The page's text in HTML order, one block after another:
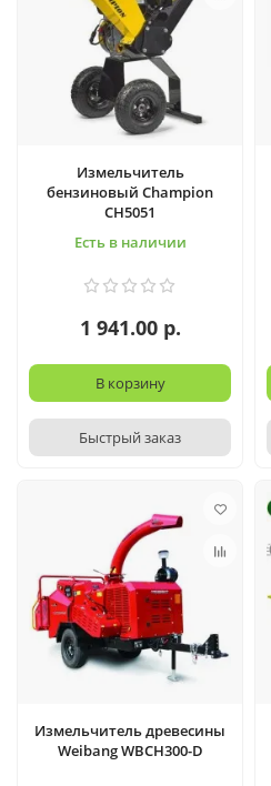
Измельчитель
бензиновый Champion
CH5051
Есть в наличии
1 941.00 р.
В корзину
Быстрый заказ
Измельчитель древесины
Weibang WBCH300-D